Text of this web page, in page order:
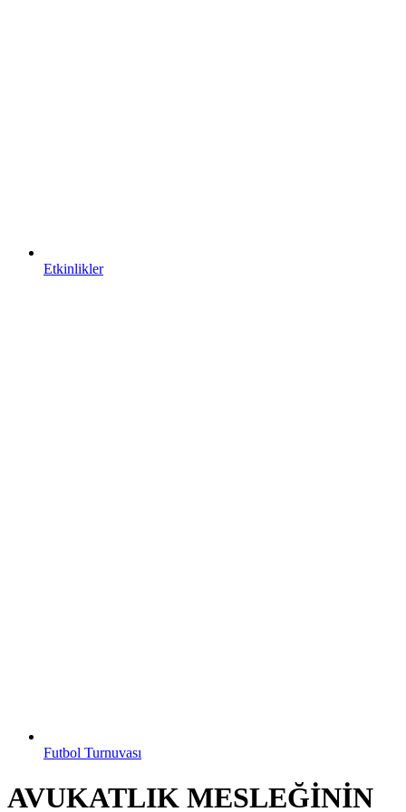
Etkinlikler
Futbol Turnuvası
AVUKATLIK MESLEĞİNİN